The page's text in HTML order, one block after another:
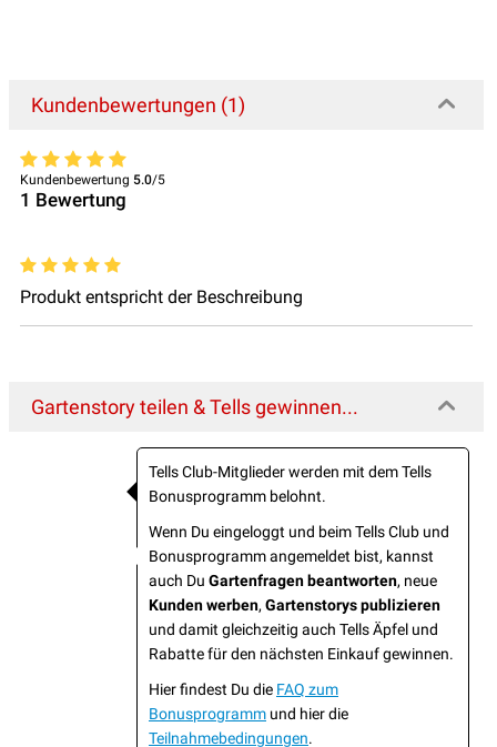
Kundenbewertungen (1)
Kundenbewertung 5.0/5
1 Bewertung
Produkt entspricht der Beschreibung
Gartenstory teilen & Tells gewinnen...
Tells Club-Mitglieder werden mit dem Tells
Bonusprogramm belohnt.
Wenn Du eingeloggt und beim Tells Club und
Bonusprogramm angemeldet bist, kannst
auch Du Gartenfragen beantworten, neue
Kunden werben, Gartenstorys publizieren
und damit gleichzeitig auch Tells Äpfel und
Rabatte für den nächsten Einkauf gewinnen.
Hier findest Du die FAQ zum
Bonusprogramm und hier die
Teilnahmebedingungen.